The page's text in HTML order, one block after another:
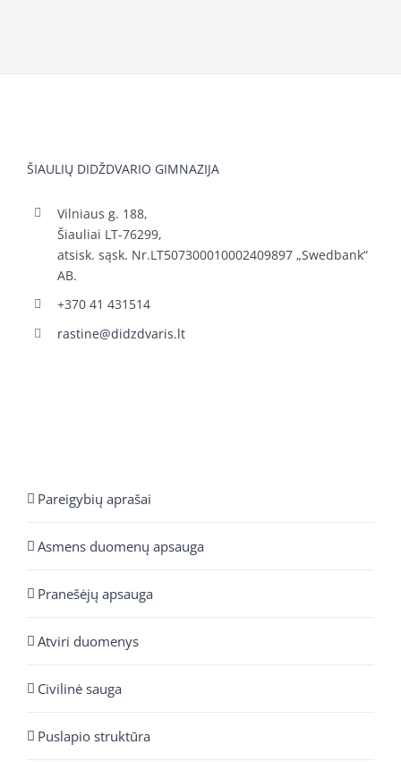
ŠIAULIŲ DIDŽDVARIO GIMNAZIJA
Vilniaus g. 188,
Šiauliai LT-76299,
atsisk. sąsk. Nr.LT507300010002409897 „Swedbank“
AB.
+370 41 431514
rastine@didzdvaris.lt
Pareigybių aprašai
Asmens duomenų apsauga
Pranešėjų apsauga
Atviri duomenys
Civilinė sauga
Puslapio struktūra